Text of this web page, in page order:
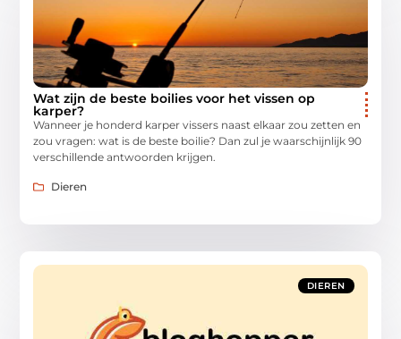
Wat zijn de beste boilies voor het vissen op
karper?
Wanneer je honderd karper vissers naast elkaar zou zetten en
zou vragen: wat is de beste boilie? Dan zul je waarschijnlijk 90
verschillende antwoorden krijgen.
Dieren
DIEREN